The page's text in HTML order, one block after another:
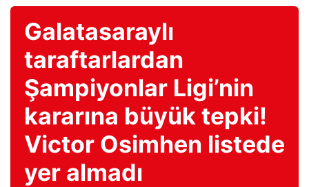
Galatasaraylı
taraftarlardan
Şampiyonlar Ligi’nin
kararına büyük tepki!
Victor Osimhen listede
yer almadı